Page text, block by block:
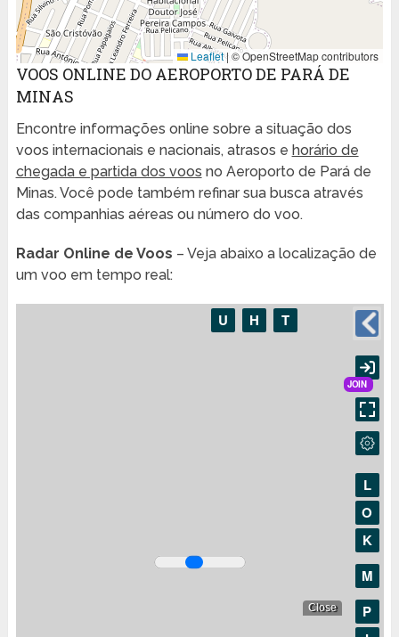
Leaflet|© OpenStreetMap contributors
VOOS ONLINE DO AEROPORTO DE PARÁ DE
MINAS
Encontre informações online sobre a situação dos
voos internacionais e nacionais, atrasos e horário de
chegada e partida dos voos no Aeroporto de Pará de
Minas. Você pode também refinar sua busca através
das companhias aéreas ou número do voo.
Radar Online de Voos – Veja abaixo a localização de
um voo em tempo real: